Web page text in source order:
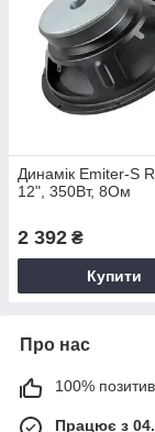
Динамік Emiter-S
12", 350Вт, 8Ом
2 392 ₴
Купити
Про нас
100%
Працює з